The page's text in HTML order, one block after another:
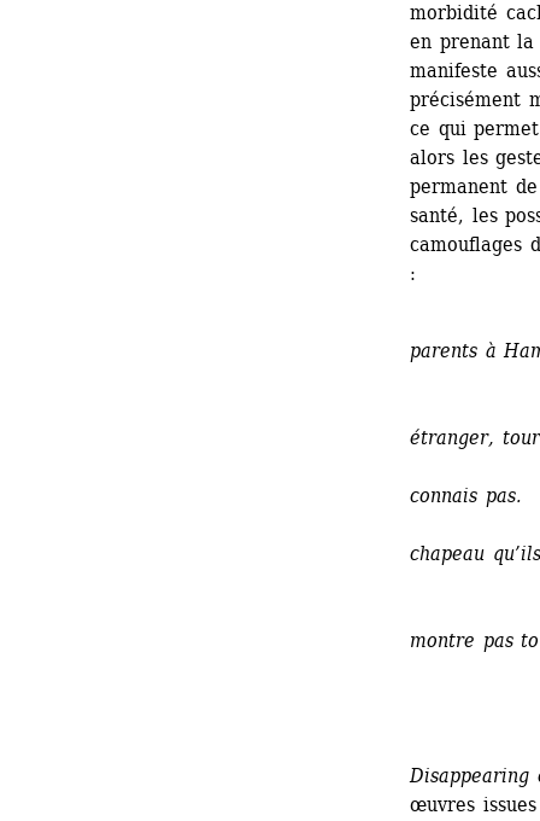
morbidité
en prenant
manifeste
précisément
ce qui
alors les
permanent
santé, les
camouflages
:
parents à
étranger,
connais pas.
chapeau qu’ils
montre pas
Disappearing
œuvres